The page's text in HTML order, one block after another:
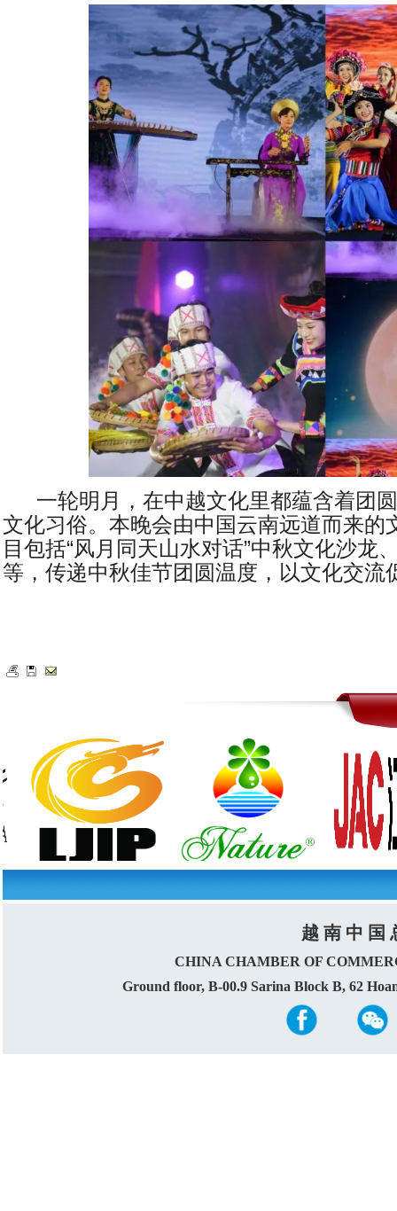
一轮明月，在中越文化里都蕴含着团
文化习俗。本晚会由中国云南远道而来的
目包括“风月同天山水对话”中秋文化沙龙
等，传递中秋佳节团圆温度，以文化交
越 南 中 国
CHINA CHAMBER OF
Ground floor, B-00.9 Sarina Block B, 62